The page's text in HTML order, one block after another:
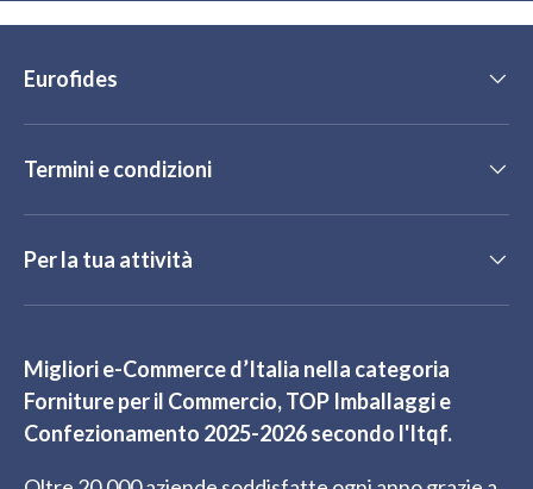
Eurofides
Termini e condizioni
Per la tua attività
Migliori e-Commerce d’Italia nella categoria
Forniture per il Commercio, TOP Imballaggi e
Confezionamento 2025-2026 secondo l'Itqf.